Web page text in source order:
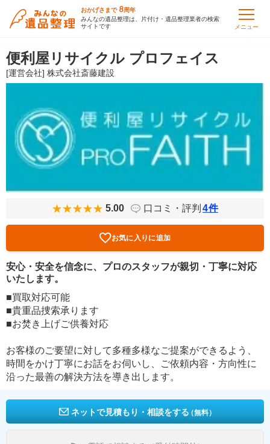
おかげさまで 8周年
みんなの遺品整理は、片付け・遺品整理業者の検索
サイトです
メニュー
便利屋リサイクル プロフェイス
[運営会社] 株式会社斎藤建設
5.00 口コミ・評判 4件
お気に入りに追加
安心・安全を信念に、プロのスタッフが親切・丁寧に対応
いたします。
■買取対応可能
■貴重品捜索承ります
■お焚き上げご供養対応
お客様のご要望に対して多種多様なご提案ができるよう、
時間をかけ丁寧にお話をお伺いし、ご依頼内容・方向性に
沿った最善の解決方法を導き出します。
ネットで見積もり・相談をする（無料）